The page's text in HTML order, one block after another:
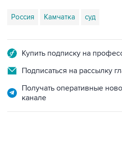
Россия Камчатка суд
Купить подписку на
Подписаться на рассылку
Получать оперативные
канале